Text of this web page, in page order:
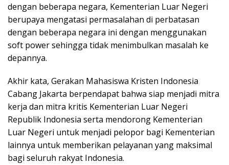
dengan beberapa negara, Kementerian Luar Negeri
berupaya mengatasi permasalahan di perbatasan
dengan beberapa negara ini dengan menggunakan
soft power sehingga tidak menimbulkan masalah ke
depannya.
Akhir kata, Gerakan Mahasiswa Kristen Indonesia
Cabang Jakarta berpendapat bahwa siap menjadi mitra
kerja dan mitra kritis Kementerian Luar Negeri
Republik Indonesia serta mendorong Kementerian
Luar Negeri untuk menjadi pelopor bagi Kementerian
lainnya untuk memberikan pelayanan yang maksimal
bagi seluruh rakyat Indonesia.